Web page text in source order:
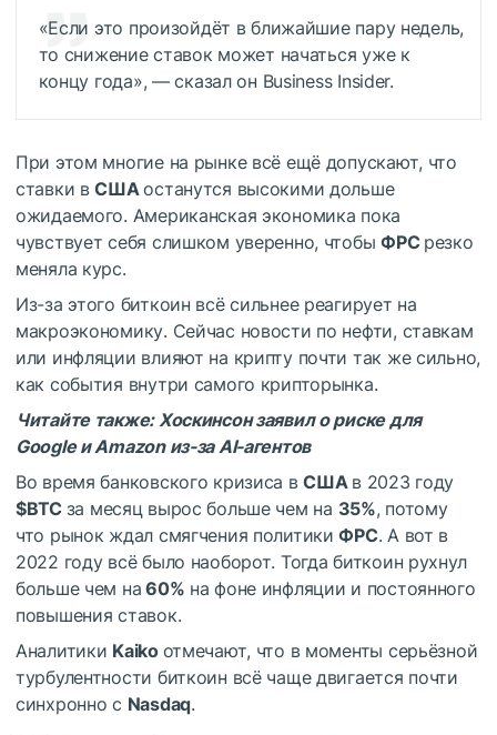
«Если это произойдёт в ближайшие пару недель,
то снижение ставок может начаться уже к
концу года», — сказал он Business Insider.
При этом многие на рынке всё ещё допускают, что
ставки вСШАостанутся высокими дольше
ожидаемого. Американская экономика пока
чувствует себя слишком уверенно, чтобыФРС резко
меняла курс.
Из-за этого биткоин всё сильнее реагирует на
макроэкономику. Сейчас новости по нефти, ставкам
или инфляции влияют на крипту почти так же сильно,
как события внутри самого крипторынка.
Читайте также: Хоскинсон заявил о риске для
Google и Amazon из-за AI-агентов
Во время банковского кризиса вСША в 2023 году
$BTC за месяц вырос больше чем на 35%, потому
что рынок ждал смягчения политикиФРС. А вот в
2022 году всё было наоборот. Тогда биткоин рухнул
больше чем на 60% на фоне инфляции и постоянного
повышения ставок.
Аналитики Kaiko отмечают, что в моменты серьёзной
турбулентности биткоин всё чаще двигается почти
синхронно с Nasdaq.